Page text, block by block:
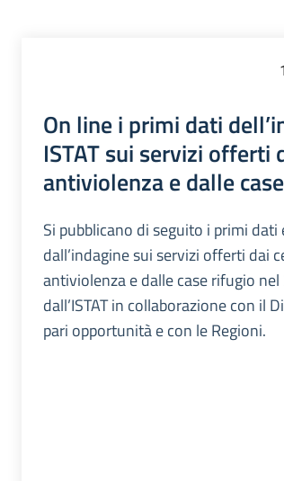
On line i primi dati
ISTAT sui servizi offerti
antiviolenza e dalle
Si pubblicano di seguito i primi dati
dall’indagine sui servizi offerti dai
antiviolenza e dalle case rifugio
dall’ISTAT in collaborazione con il
pari opportunità e con le Regioni.